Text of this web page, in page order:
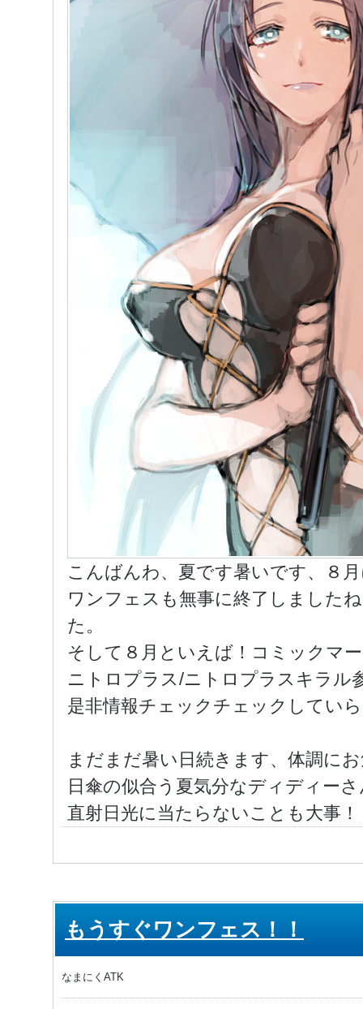
こんばんわ、夏です暑いです、８
ワンフェスも無事に終了しました
た。
そして８月といえば！コミックマ
ニトロプラス/ニトロプラスキラル
是非情報チェックチェックしてい
まだまだ暑い日続きます、体調に
日傘の似合う夏気分なディディー
直射日光に当たらないことも大事！
もうすぐワンフェス！！
なまにくATK